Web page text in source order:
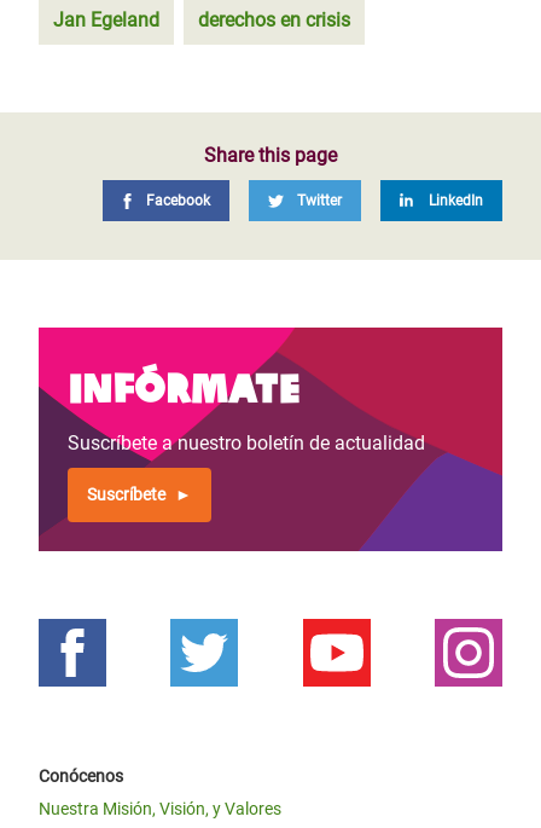
Jan Egeland derechos en crisis
Share this page
Facebook Twitter LinkedIn
Infórmate
Suscríbete a nuestro boletín de actualidad
Suscríbete
Conócenos
Nuestra Misión, Visión, y Valores